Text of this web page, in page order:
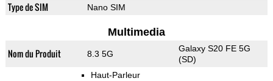
Type de SIM Nano SIM
Multimedia
Nom du Produit 8.3 5G
Galaxy S20 FE 5G
(SD)
Haut-Parleur